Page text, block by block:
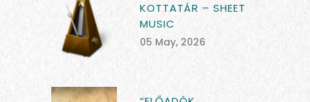
KOTTATÁR – SHEET
MUSIC
05 May, 2026